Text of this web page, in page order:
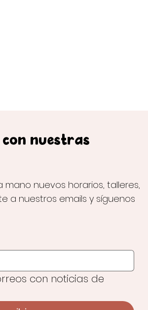
nuestras
nuevos horarios, talleres,
a nuestros emails y síguenos
con noticias de